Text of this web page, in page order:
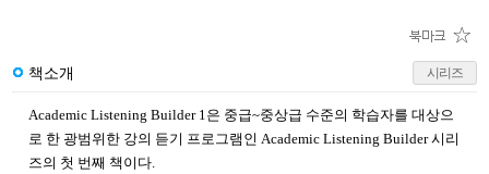
책소개 시리즈
Academic Listening Builder 1은 중급~중상급 수준의 학습자를 대상으
로 한 광범위한 강의 듣기 프로그램인 Academic Listening Builder 시리
즈의 첫 번째 책이다.